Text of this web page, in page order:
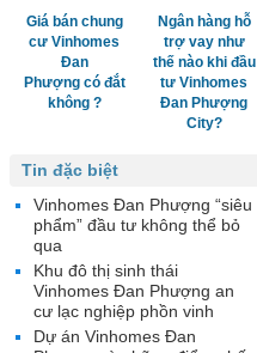
Giá bán chung
cư Vinhomes
Đan
Phượng có đắt
không ?
Ngân hàng hỗ
trợ vay như
thế nào khi đầu
tư Vinhomes
Đan Phượng
City?
Tin đặc biệt
Vinhomes Đan Phượng “siêu
phẩm” đầu tư không thể bỏ
qua
Khu đô thị sinh thái
Vinhomes Đan Phượng an
cư lạc nghiệp phồn vinh
Dự án Vinhomes Đan